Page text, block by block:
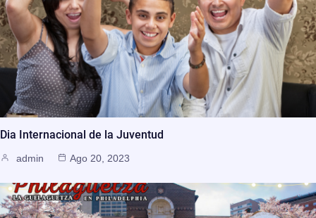
Dia Internacional de la Juventud
admin Ago 20, 2023